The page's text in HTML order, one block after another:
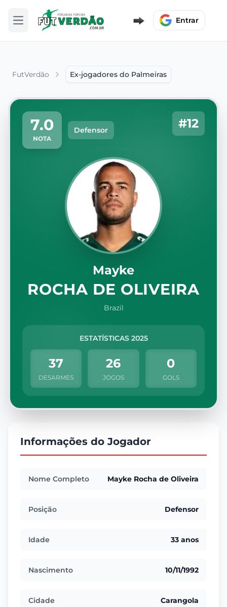
Abrir menu Entrar
FutVerdão Ex-jogadores do Palmeiras
7.0
NOTA
Defensor #12
Mayke
ROCHA DE OLIVEIRA
Brazil
ESTATÍSTICAS 2025
37
DESARMES
26
JOGOS
0
GOLS
Informações do Jogador
Nome Completo Mayke Rocha de Oliveira
Posição Defensor
Idade 33 anos
Nascimento 10/11/1992
Cidade Carangola